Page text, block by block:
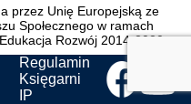
przez Unię Europejską ze
Społecznego w ramach
Rozwój 2014-2020.
Regulamin
Księgarni
IP